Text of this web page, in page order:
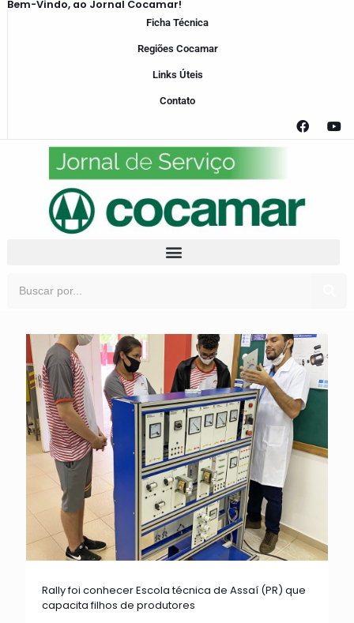
Bem-Vindo, ao Jornal Cocamar!
Ficha Técnica
Regiões Cocamar
Links Úteis
Contato
Rally foi conhecer Escola técnica de Assaí (PR) que
capacita filhos de produtores